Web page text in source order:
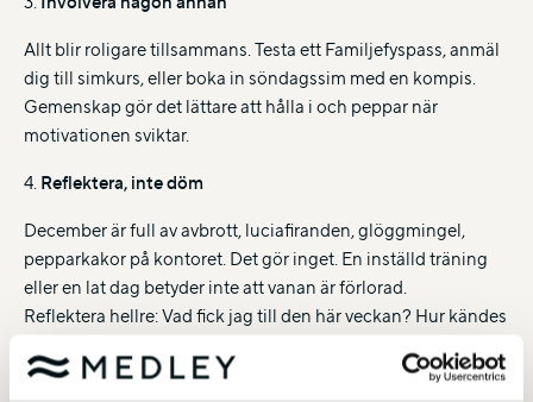
Allt blir roligare tillsammans. Testa ett Familjefyspass, anmäl
dig till simkurs, eller boka in söndagssim med en kompis.
Gemenskap gör det lättare att hålla i och peppar när
motivationen sviktar.
4.Reflektera, inte döm
December är full av avbrott, luciafiranden, glöggmingel,
pepparkakor på kontoret. Det gör inget. En inställd träning
eller en lat dag betyder inte att vanan är förlorad.
Reflektera hellre: Vad fick jag till den här veckan? Hur kändes